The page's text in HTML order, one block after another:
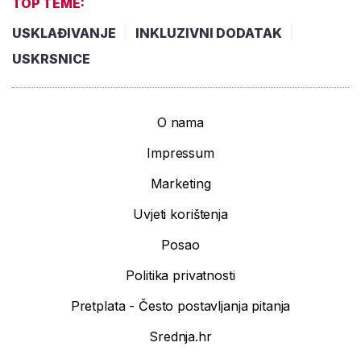
USKLAĐIVANJE
INKLUZIVNI DODATAK
USKRSNICE
O nama
Impressum
Marketing
Uvjeti korištenja
Posao
Politika privatnosti
Pretplata - Često postavljanja pitanja
Srednja.hr